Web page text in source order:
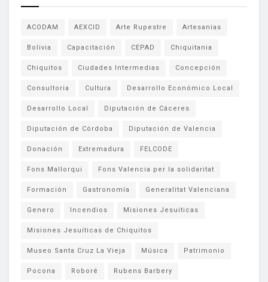
ACODAM AEXCID Arte Rupestre Artesanias
Bolivia Capacitación CEPAD Chiquitania
Chiquitos Ciudades Intermedias Concepción
Consultoria Cultura Desarrollo Económico Local
Desarrollo Local Diputación de Cáceres
Diputación de Córdoba Diputación de Valencia
Donación Extremadura FELCODE
Fons Mallorqui Fons Valencia per la solidaritat
Formación Gastronomía Generalitat Valenciana
Genero Incendios Misiones Jesuiticas
Misiones Jesuíticas de Chiquitos
Museo Santa Cruz La Vieja Música Patrimonio
Pocona Roboré Rubens Barbery